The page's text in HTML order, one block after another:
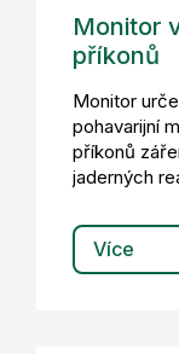
Monitor
příkonů
Monitor
pohavarijní
příkonů
jaderných
Více